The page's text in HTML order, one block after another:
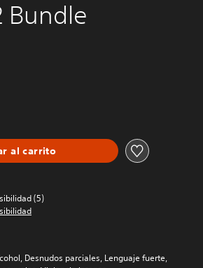
Bundle
al carrito
(5)
Desnudos parciales, Lenguaje fuerte,